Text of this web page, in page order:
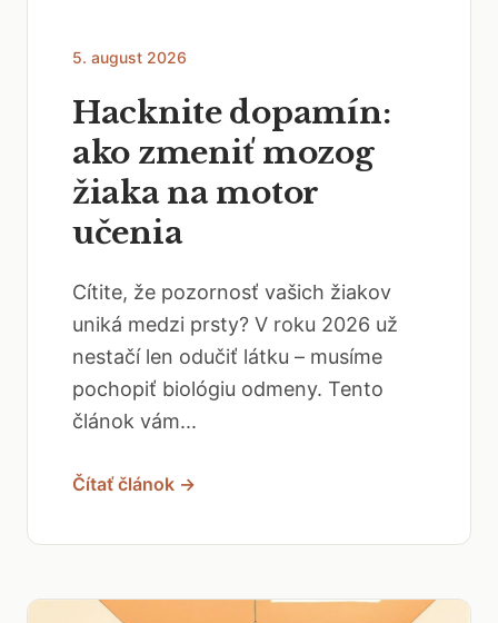
5. august 2026
Hacknite dopamín:
ako zmeniť mozog
žiaka na motor
učenia
Cítite, že pozornosť vašich žiakov
uniká medzi prsty? V roku 2026 už
nestačí len odučiť látku – musíme
pochopiť biológiu odmeny. Tento
článok vám...
Čítať článok →